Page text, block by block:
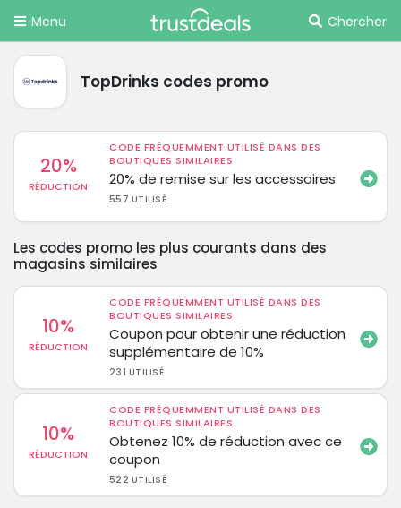
Menu Chercher
TopDrinks codes promo
20%
RÉDUCTION
CODE FRÉQUEMMENT UTILISÉ DANS DES
BOUTIQUES SIMILAIRES
20% de remise sur les accessoires
557 UTILISÉ
Les codes promo les plus courants dans des
magasins similaires
10%
RÉDUCTION
CODE FRÉQUEMMENT UTILISÉ DANS DES
BOUTIQUES SIMILAIRES
Coupon pour obtenir une réduction
supplémentaire de 10%
231 UTILISÉ
10%
RÉDUCTION
CODE FRÉQUEMMENT UTILISÉ DANS DES
BOUTIQUES SIMILAIRES
Obtenez 10% de réduction avec ce
coupon
522 UTILISÉ